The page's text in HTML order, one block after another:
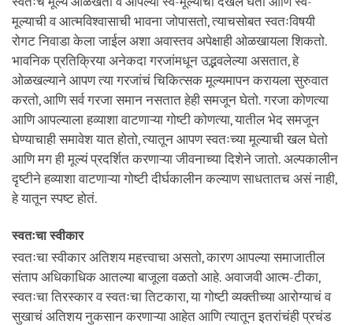
मूल्याची व आत्मविश्वासाची भावना जोपासतो, त्याचसोबत स्वतःविषयी
रोगट निवाडा केला जाईल अशा अवास्तव अपेक्षाही ओळखायला शिकतो.
भावनिक प्रतिक्रिया अनेकदा गरजांमधून उद्भवलेल्या असतात, हे
ओळखल्याने आपण त्या गरजांचं चिकित्सक मूल्यमापन करायला सुरुवात
करतो, आणि सर्व गरजा समान नसतात हेही समजून घेतो. गरजा कोणत्या
आणि आपल्याला हव्याशा वाटणाऱ्या गोष्टी कोणत्या, यातील भेद समजून
घेण्याचाही समावेश यात होतो, त्यातून आपण स्वतःच्या मूल्याची खल घेतो
आणि मग ही मूल्यं प्रदर्शित करणाऱ्या जीवनाच्या दिशेने जातो. अल्पकालीन
दृष्टीने हव्याशा वाटणाऱ्या गोष्टी दीर्घकालीन कल्याण साधतातच असं नाही,
हे यातून स्पष्ट होतं.
स्वतःचा स्वीकार
स्वतःचा स्वीकार अतिशय महत्त्वाचा असतो, कारण आपल्या समाजातील
संताप अधिकाधिक आतल्या बाजूला वळतो आहे. अवाजवी आत्म-टीका,
स्वतःचा तिरस्कार व स्वतःचा तिटकारा, या गोष्टी व्यक्तीच्या आरोग्याचं व
सुखाचं अतिशय नुकसान करणाऱ्या आहेत आणि त्यातून इतरांचंही प्रचंड